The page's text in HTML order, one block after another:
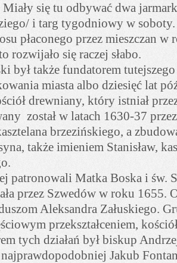
się tu odbywać dwa
i targ tygodniowy w
płaconego przez mieszczan
rozwijało się raczej słabo.
był także fundatorem tutejszego
miasta albo dziesięć lat
drewniany, który istniał
został w latach 1630-37 przez
brzezińskiego, a
także imieniem Stanisław,
patronowali Matka Boska i św.
przez Szwedów w roku 1655.
Aleksandra Załuskiego.
przekształceniem,
tych działań był biskup
Jakub